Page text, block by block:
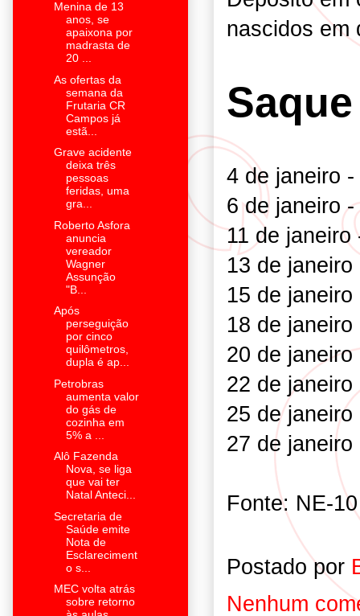
nascidos em
4 de janeiro
6 de janeiro
11 de janeiro
13 de
15 de
18 de
20 de
22 de
25 de
27 de
Fonte: NE-
Postado por
Nenhum
Menina de 13
anos, se
apaixona por
madrasta de
20 ...
As ofertas da
semana da
Frutaria CR
Campos já
estã...
Grave acidente
deixa três
pessoas
feridas, uma
gra...
Roberto Asfora
anuncia
vereador
Wagner
Assunção
"B...
Após
perseguição
por cinco
quilômetros,
dupla é ap...
Petrobras
aumenta valor
do gás de
cozinha em
5% a ...
Alô Fazenda
Nova, se liga
que vai ter
Natal Anteci...
Secretaria de
Saúde emite
Nota de
Esclareciment
o s...
MEC volta atrás
sobre retorno